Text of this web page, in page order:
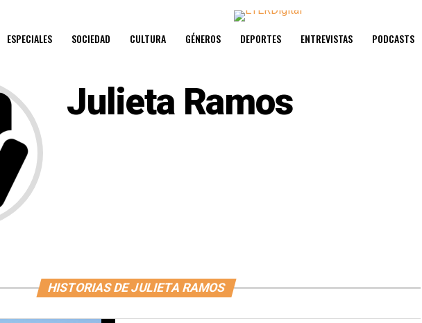
ESPECIALES SOCIEDAD CULTURA GÉNEROS DEPORTES ENTREVISTAS PODCASTS
Julieta Ramos
HISTORIAS DE JULIETA RAMOS